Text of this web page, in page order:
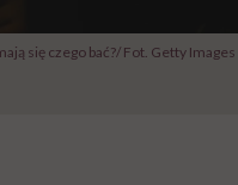
się czego bać?/ Fot. Getty Images